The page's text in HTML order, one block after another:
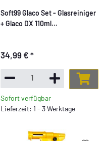
Soft99 Glaco Set - Glasreiniger
+ Glaco DX 110ml
34,99 € *
Sofort verfügbar
Lieferzeit: 1 - 3 Werktage